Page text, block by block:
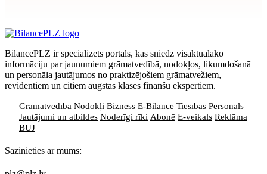
BilancePLZ ir specializēts portāls, kas sniedz visaktuālāko
informāciju par jaunumiem grāmatvedībā, nodokļos, likumdošanā
un personāla jautājumos no praktizējošiem grāmatvežiem,
revidentiem un citiem augstas klases finanšu ekspertiem.
Grāmatvedība Nodokļi Bizness E-Bilance Tiesības Personāls
Jautājumi un atbildes Noderīgi rīki Abonē E-veikals Reklāma
BUJ
Sazinieties ar mums: